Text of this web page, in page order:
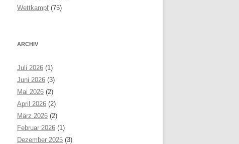
Wettkampf (75)
ARCHIV
Juli 2026 (1)
Juni 2026 (3)
Mai 2026 (2)
April 2026 (2)
März 2026 (2)
Februar 2026 (1)
Dezember 2025 (3)